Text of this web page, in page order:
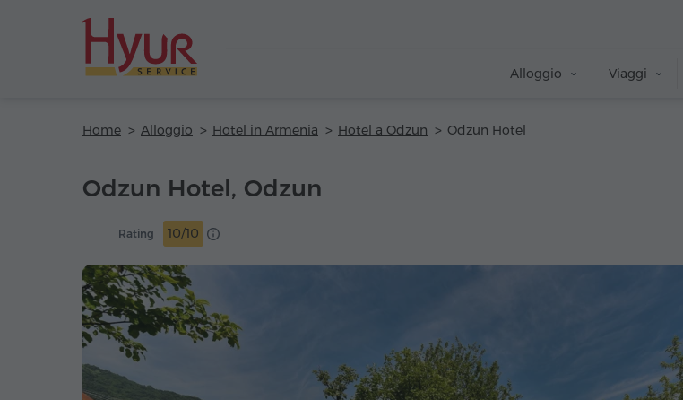
Alloggio Viaggi
Home Alloggio Hotel in Armenia Hotel a Odzun Odzun Hotel
Odzun Hotel, Odzun
Rating 10/10